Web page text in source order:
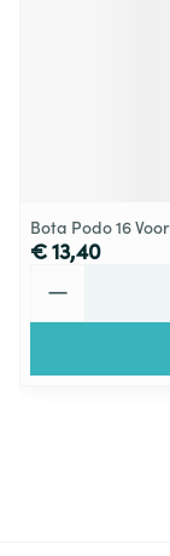
Bota Podo 16
€ 13,40